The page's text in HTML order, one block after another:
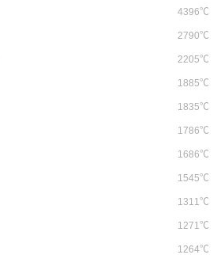
4396℃
2790℃
2205℃
1885℃
1835℃
1786℃
1686℃
1545℃
1311℃
1271℃
1264℃